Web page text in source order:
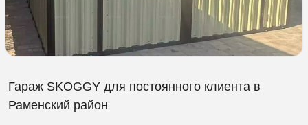
Гараж SKOGGY для постоянного клиента в
Раменский район